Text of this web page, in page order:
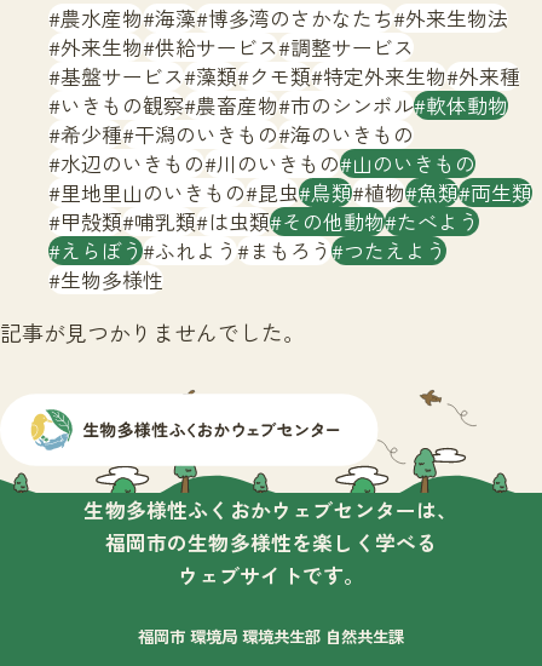
文字サイズ 小 中 大
生物多様性ふくおかウェブセンターとは
サイトマップ
農水産物 海藻 博多湾のさかなたち 外来生物法
外来生物 供給サービス 調整サービス
基盤サービス 藻類 クモ類 特定外来生物 外来種
いきもの観察 農畜産物 市のシンボル 軟体動物
希少種 干潟のいきもの 海のいきもの
水辺のいきもの 川のいきもの 山のいきもの
里地里山のいきもの 昆虫 鳥類 植物 魚類 両生類
甲殻類 哺乳類 は虫類 その他動物 たべよう
えらぼう ふれよう まもろう つたえよう
生物多様性
記事が見つかりませんでした。
生物多様性ふくおかウェブセンターは、
福岡市の生物多様性を楽しく学べる
ウェブサイトです。
福岡市 環境局 環境共生部 自然共生課